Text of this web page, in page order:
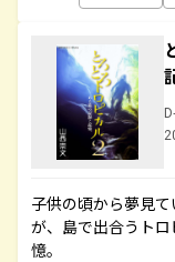
子供の頃から夢見
が、島で出合うト
憶。